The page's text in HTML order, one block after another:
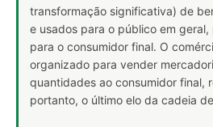
transformação significativa) de
e usados para o público em
para o consumidor final. O
organizado para vender
quantidades ao consumidor final,
portanto, o último elo da cadeia